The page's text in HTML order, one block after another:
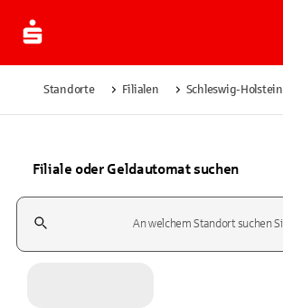
Standorte Filialen Schleswig-Holstein
Filiale oder Geldautomat suchen
Suchfeld